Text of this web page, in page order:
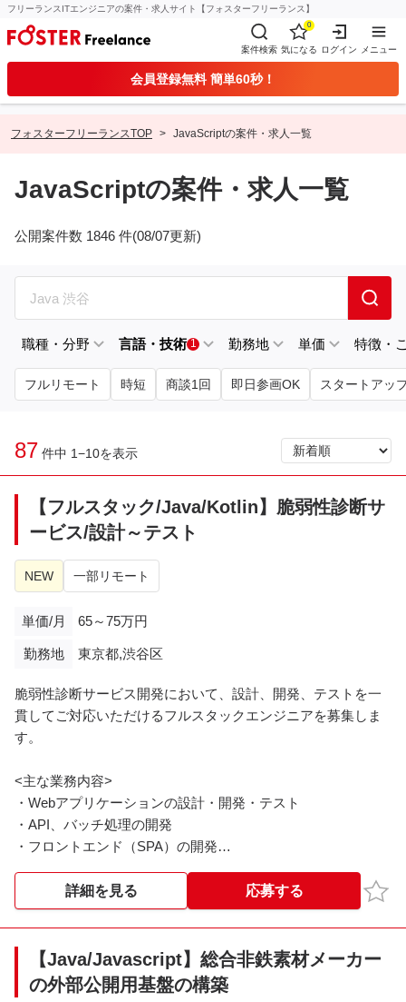
フリーランスITエンジニアの案件・求人サイト【フォスターフリーランス】
案件検索
0
気になる ログイン メニュー
会員登録無料 簡単60秒！
フォスターフリーランスTOP JavaScriptの案件・求人一覧
JavaScriptの案件・求人一覧
公開案件数 1846 件(08/07更新)
職種・分野 言語・技術 1 勤務地 単価 特徴・
フルリモート 時短 商談1回 即日参画OK スタートアッ
87 件中 1−10を表示
【フルスタック/Java/Kotlin】脆弱性診断サ
ービス/設計～テスト
NEW 一部リモート
単価/月 65～75万円
勤務地 東京都,渋谷区
脆弱性診断サービス開発において、設計、開発、テストを一
貫してご対応いただけるフルスタックエンジニアを募集しま
す。
<主な業務内容>
・Webアプリケーションの設計・開発・テスト
・API、バッチ処理の開発
・フロントエンド（SPA）の開発
<勤務時間>
10:00～19:00
詳細を見る 応募する お気
【Java/Javascript】総合非鉄素材メーカー
の外部公開用基盤の構築